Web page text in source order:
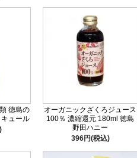
徳島の
ュール
オーガニックざくろジュース
100％ 濃縮還元 180ml 徳島
野田ハニー
396円(税込)